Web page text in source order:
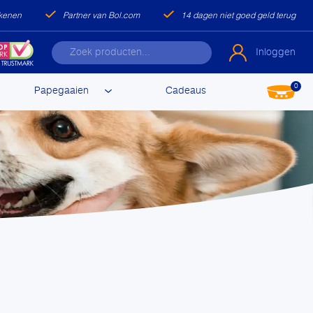
Partner van Bol.com 14 dagen niet goed geld terug
Inloggen
Papegaaien Cadeaus 0